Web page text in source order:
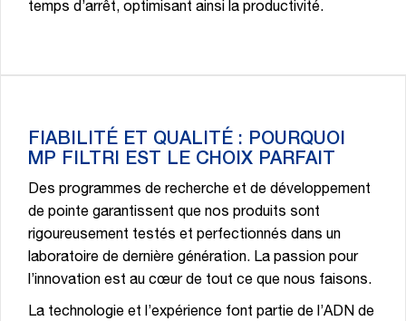
temps d’arrêt, optimisant ainsi la productivité.
FIABILITÉ ET QUALITÉ : POURQUOI
MP FILTRI EST LE CHOIX PARFAIT
Des programmes de recherche et de développement
de pointe garantissent que nos produits sont
rigoureusement testés et perfectionnés dans un
laboratoire de dernière génération. La passion pour
l’innovation est au cœur de tout ce que nous faisons.
La technologie et l’expérience font partie de l’ADN de